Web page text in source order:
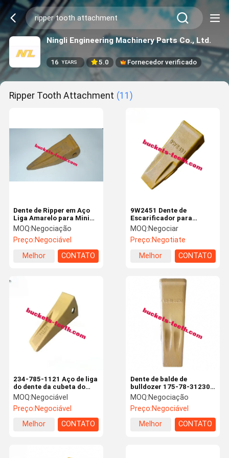
Ningli Engineering Machinery Parts Co., Ltd.
16 YEARS 5.0 Fornecedor verificado
Ripper Tooth Attachment (11)
Dente de Ripper em Aço
Liga Amarelo para Mini
Escavadeira
MOQ:Negociação
Preço:Negociável
Melhor
CONTATO
9W2451 Dente de
Escarificador para
Escavadeira Dente de
Máquina de Construção
Peças de Reposição
Dentes de Caçamba para
Escavadeira
MOQ:Negociar
Preço:Negotiate
Melhor
CONTATO
234-785-1121 Aço de liga
do dente da cubeta do
carregador da ponta do
estripador
MOQ:Negociável
Preço:Negociável
Melhor
CONTATO
Dente de balde de
bulldozer 175-78-31230
175-78-31230TL Dentes
de raspador de cadeia
única Dentes de balde de
MOQ:Negociação
Preço:Negociável
Melhor
CONTATO